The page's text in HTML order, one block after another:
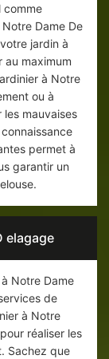
comme
Dame De
jardin à
au maximum
à Notre
ou à
les mauvaises
permet à
garantir un
elagage
Notre Dame
de
à Notre
réaliser les
Sachez que